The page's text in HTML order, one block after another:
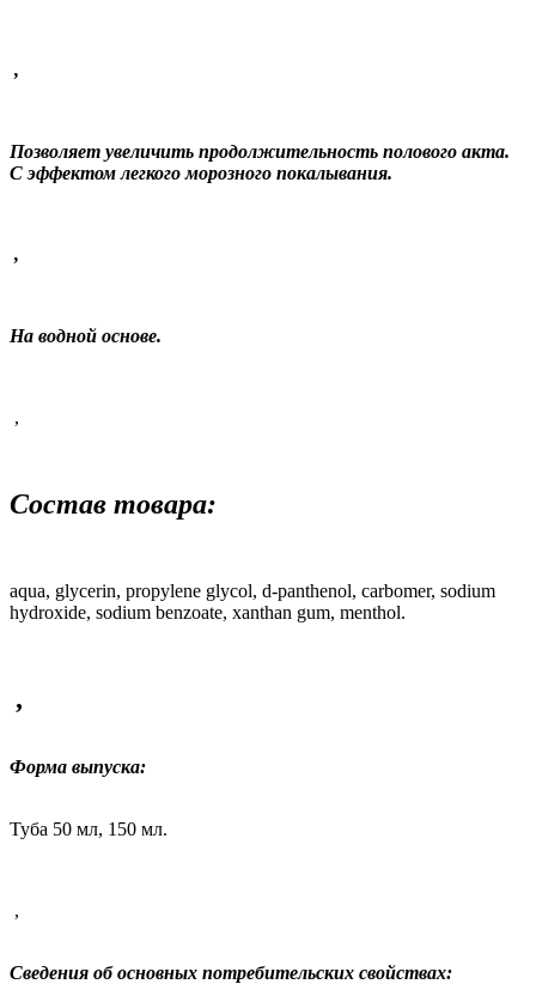
,
Позволяет увеличить продолжительность полового акта.
С эффектом легкого морозного покалывания.
,
На водной основе.
,
Состав товара:
aqua, glycerin, propylene glycol, d-panthenol, carbomer, sodium
hydroxide, sodium benzoate, xanthan gum, menthol.
,
Форма выпуска:
Туба 50 мл, 150 мл.
,
Сведения об основных потребительских свойствах: